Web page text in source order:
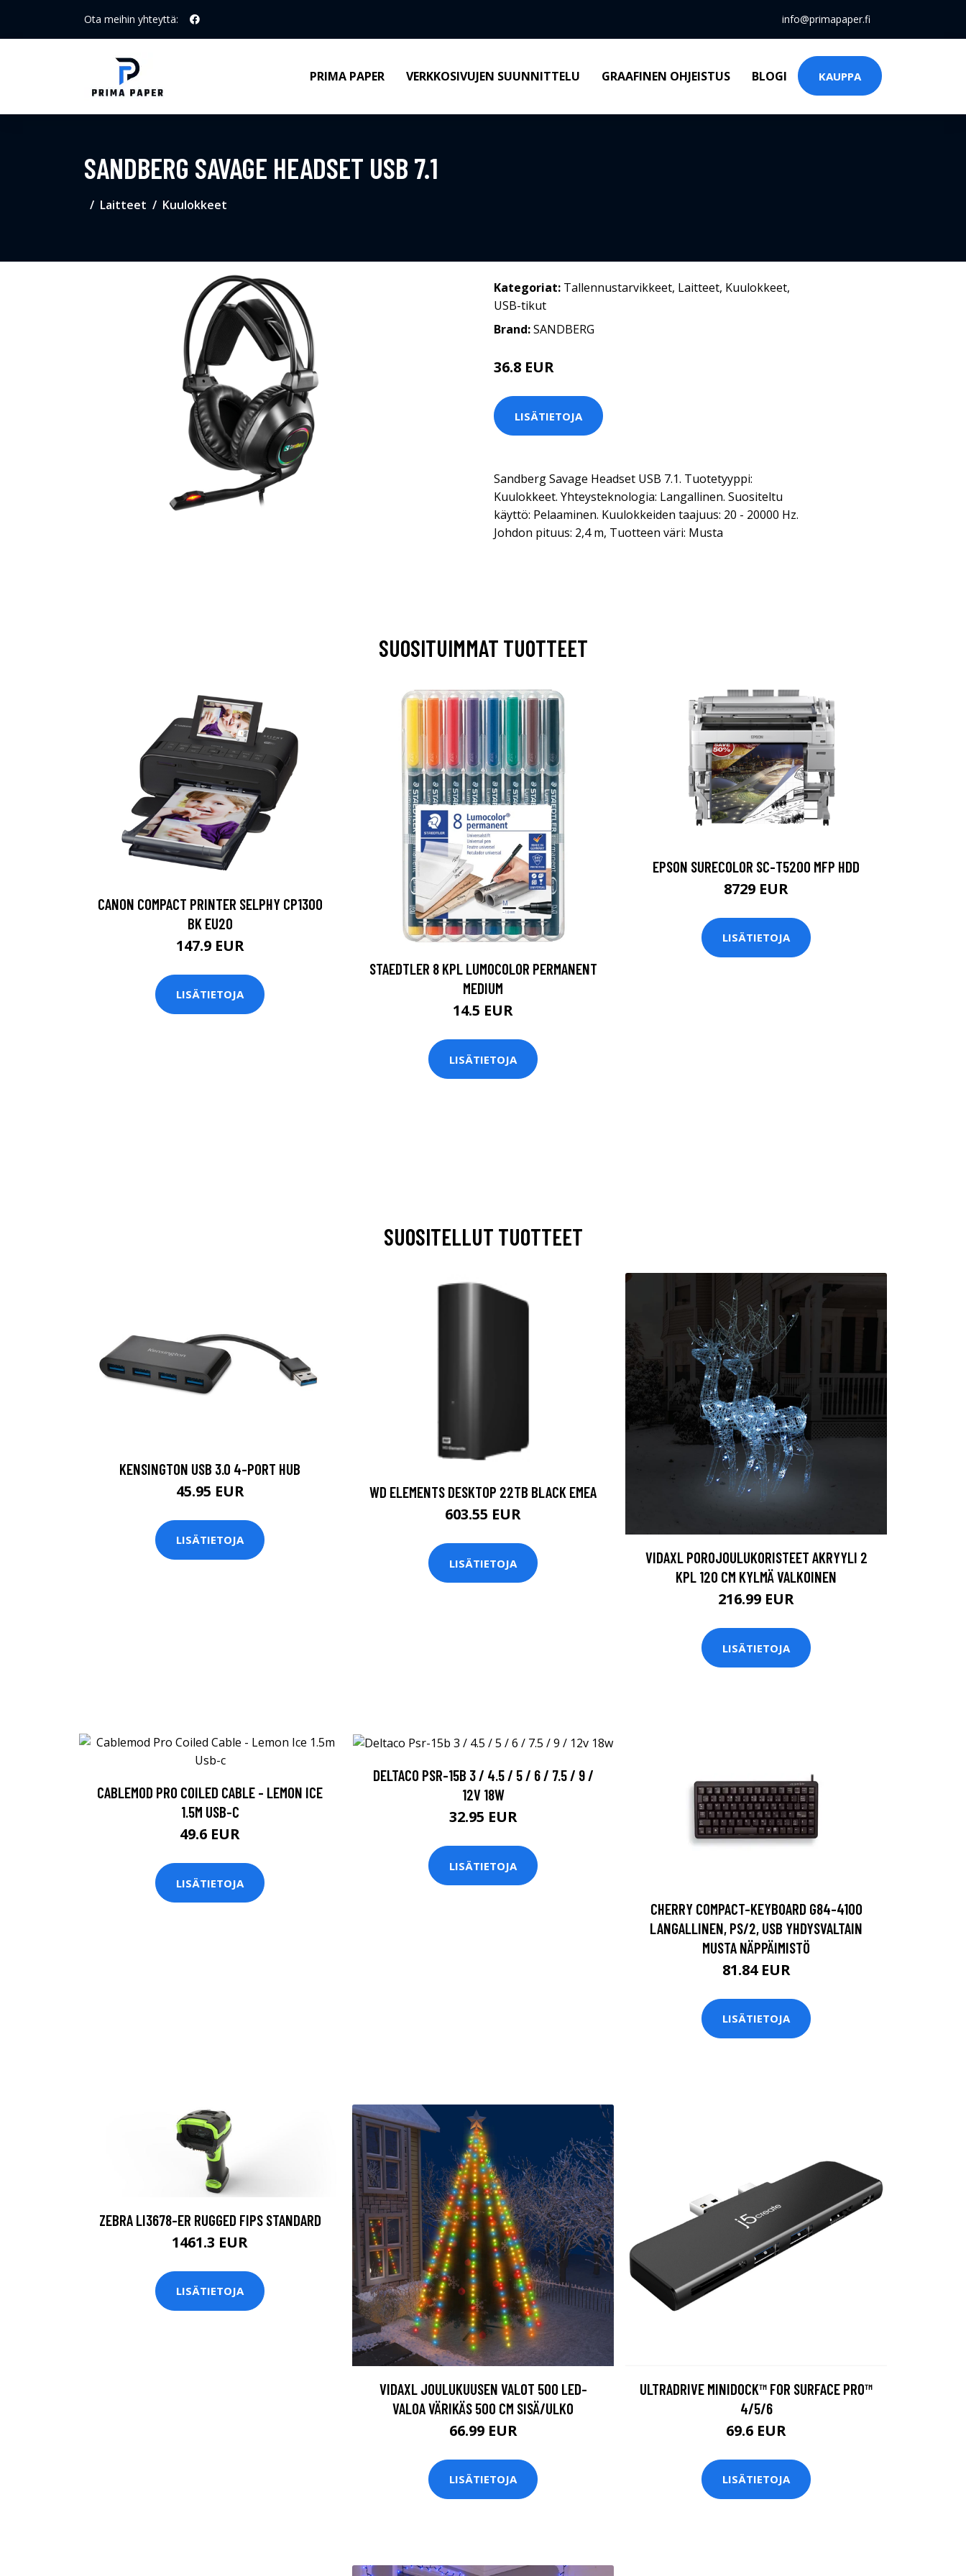
Ota meihin yhteyttä: info@primapaper.fi
PRIMA PAPER VERKKOSIVUJEN SUUNNITTELU GRAAFINEN OHJEISTUS BLOGI KAUPPA
SANDBERG SAVAGE HEADSET USB 7.1
Laitteet Kuulokkeet
Kategoriat: Tallennustarvikkeet, Laitteet, Kuulokkeet,
USB-tikut
Brand:SANDBERG
36.8 EUR
LISÄTIETOJA
Sandberg Savage Headset USB 7.1. Tuotetyyppi:
Kuulokkeet. Yhteysteknologia: Langallinen. Suositeltu
käyttö: Pelaaminen. Kuulokkeiden taajuus: 20 - 20000 Hz.
Johdon pituus: 2,4 m, Tuotteen väri: Musta
SUOSITUIMMAT TUOTTEET
CANON COMPACT PRINTER SELPHY CP1300
BK EU20
147.9 EUR
LISÄTIETOJA
STAEDTLER 8 KPL LUMOCOLOR PERMANENT
MEDIUM
14.5 EUR
LISÄTIETOJA
EPSON SURECOLOR SC-T5200 MFP HDD
8729 EUR
LISÄTIETOJA
SUOSITELLUT TUOTTEET
KENSINGTON USB 3.0 4-PORT HUB
45.95 EUR
LISÄTIETOJA
WD ELEMENTS DESKTOP 22TB BLACK EMEA
603.55 EUR
LISÄTIETOJA
VIDAXL POROJOULUKORISTEET AKRYYLI 2
KPL 120 CM KYLMÄ VALKOINEN
216.99 EUR
LISÄTIETOJA
CABLEMOD PRO COILED CABLE - LEMON ICE
1.5M USB-C
49.6 EUR
LISÄTIETOJA
DELTACO PSR-15B 3 / 4.5 / 5 / 6 / 7.5 / 9 /
12V 18W
32.95 EUR
LISÄTIETOJA
CHERRY COMPACT-KEYBOARD G84-4100
LANGALLINEN, PS/2, USB YHDYSVALTAIN
MUSTA NÄPPÄIMISTÖ
81.84 EUR
LISÄTIETOJA
ZEBRA LI3678-ER RUGGED FIPS STANDARD
1461.3 EUR
LISÄTIETOJA
VIDAXL JOULUKUUSEN VALOT 500 LED-
VALOA VÄRIKÄS 500 CM SISÄ/ULKO
66.99 EUR
LISÄTIETOJA
ULTRADRIVE MINIDOCK™ FOR SURFACE PRO™
4/5/6
69.6 EUR
LISÄTIETOJA